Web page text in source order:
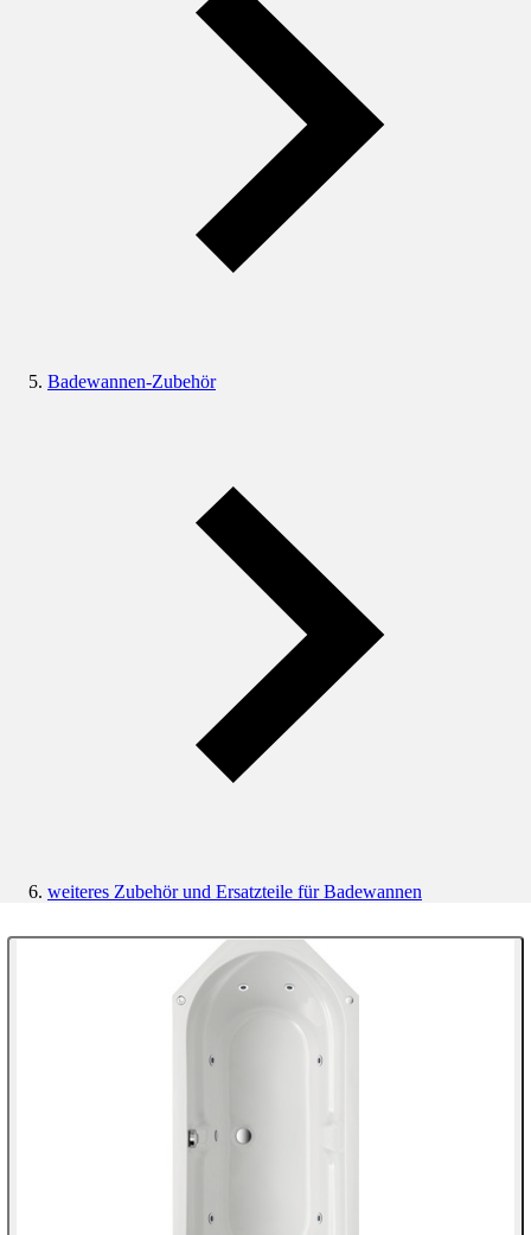
Badewannen-Zubehör
weiteres Zubehör und Ersatzteile für Badewannen